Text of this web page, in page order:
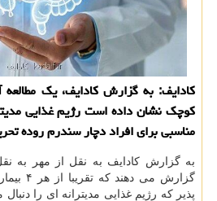
کادایف: به گزارش کادایف، یک
کوچک نشان داده است رژیم غذایی
مناسبی برای افراد دچار سندرم روده
به گزارش کادایف به نقل از مهر به
گزارش می